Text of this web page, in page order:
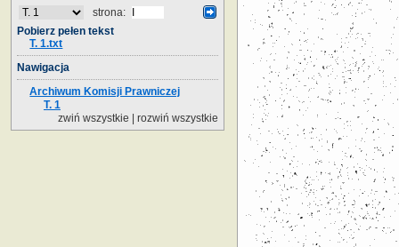
strona:
Pobierz pełen tekst
T. 1.txt
Nawigacja
Archiwum Komisji Prawniczej
T. 1
zwiń wszystkie
rozwiń wszystkie